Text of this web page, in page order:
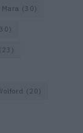
(30)
(23)
(20)